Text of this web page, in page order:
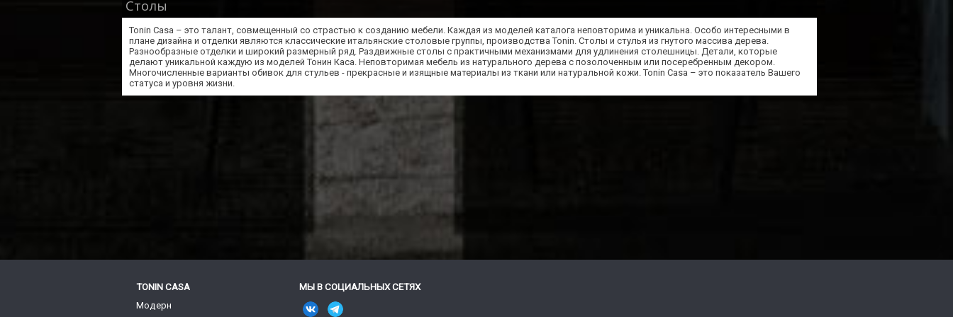
Столы
Tonin Casa – это талант, совмещенный со страстью к созданию мебели. Каждая из моделей каталога неповторима и уникальна. Особо интересными в
плане дизайна и отделки являются классические итальянские столовые группы, производства Tonin. Столы и стулья из гнутого массива дерева.
Разнообразные отделки и широкий размерный ряд. Раздвижные столы с практичными механизмами для удлинения столешницы. Детали, которые
делают уникальной каждую из моделей Тонин Каса. Неповторимая мебель из натурального дерева с позолоченным или посеребренным декором.
Многочисленные варианты обивок для стульев - прекрасные и изящные материалы из ткани или натуральной кожи. Tonin Casa – это показатель Вашего
статуса и уровня жизни.
TONIN CASA
Модерн
МЫ В СОЦИАЛЬНЫХ СЕТЯХ